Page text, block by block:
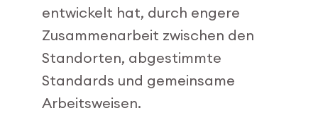
entwickelt hat, durch engere
Zusammenarbeit zwischen den
Standorten, abgestimmte
Standards und gemeinsame
Arbeitsweisen.